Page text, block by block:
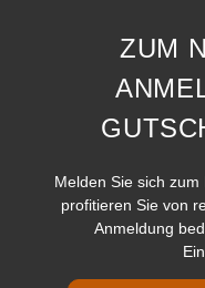
ZUM
Melden Sie sich
profitieren Sie von
Anmeldung